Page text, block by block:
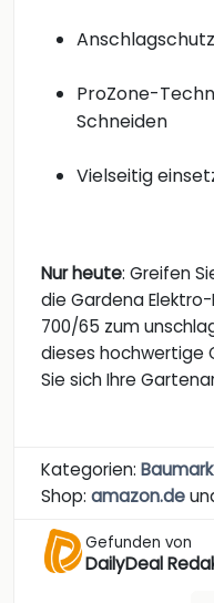
ProZone-
Schneiden
Vielseitig
Nur heute: Greifen
die Gardena
700/65 zum
dieses hochwertige
Sie sich Ihre
Kategorien:
Shop: amazon.de
Gefunden von
DailyDeal